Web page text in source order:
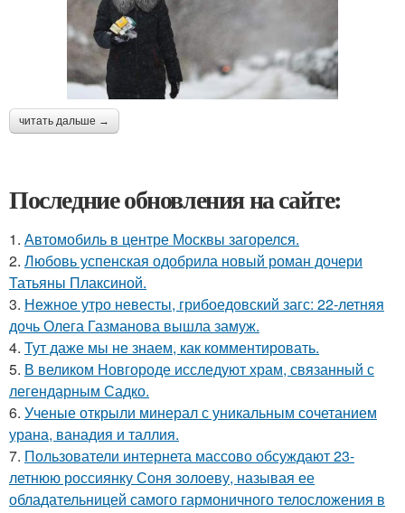
читать дальше →
Последние обновления на сайте:
1. Автомобиль в центре Москвы загорелся.
2. Любовь успенская одобрила новый роман дочери
Татьяны Плаксиной.
3. Нежное утро невесты, грибоедовский загс: 22-летняя
дочь Олега Газманова вышла замуж.
4. Тут даже мы не знаем, как комментировать.
5. В великом Новгороде исследуют храм, связанный с
легендарным Садко.
6. Ученые открыли минерал с уникальным сочетанием
урана, ванадия и таллия.
7. Пользователи интернета массово обсуждают 23-
летнюю россиянку Соня золоеву, называя ее
обладательницей самого гармоничного телосложения в